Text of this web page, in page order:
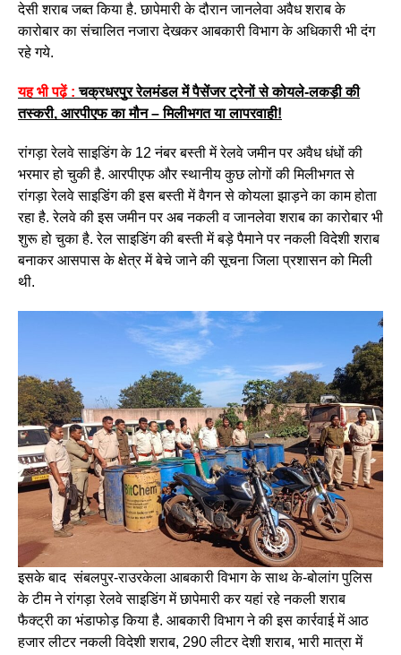
देसी शराब जब्त किया है. छापेमारी के दौरान जानलेवा अवैध शराब के
कारोबार का संचालित नजारा देखकर आबकारी विभाग के अधिकारी भी दंग
रहे गये.
यह भी पढ़ें : चक्रधरपुर रेलमंडल में पैसेंजर ट्रेनों से कोयले-लकड़ी की
तस्करी, आरपीएफ का मौन – मिलीभगत या लापरवाही!
रांगड़ा रेलवे साइडिंग के 12 नंबर बस्ती में रेलवे जमीन पर अवैध धंधों की
भरमार हो चुकी है. आरपीएफ और स्थानीय कुछ लोगों की मिलीभगत से
रांगड़ा रेलवे साइडिंग की इस बस्ती में वैगन से कोयला झाड़ने का काम होता
रहा है. रेलवे की इस जमीन पर अब नकली व जानलेवा शराब का कारोबार भी
शुरू हो चुका है. रेल साइडिंग की बस्ती में बड़े पैमाने पर नकली विदेशी शराब
बनाकर आसपास के क्षेत्र में बेचे जाने की सूचना जिला प्रशासन को मिली
थी.
इसके बाद संबलपुर-राउरकेला आबकारी विभाग के साथ के-बोलांग पुलिस
के टीम ने रांगड़ा रेलवे साइडिंग में छापेमारी कर यहां रहे नकली शराब
फैक्ट्री का भंडाफोड़ किया है. आबकारी विभाग ने की इस कार्रवाई में आठ
हजार लीटर नकली विदेशी शराब, 290 लीटर देशी शराब, भारी मात्रा में